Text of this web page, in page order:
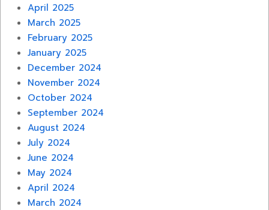
April 2025
March 2025
February 2025
January 2025
December 2024
November 2024
October 2024
September 2024
August 2024
July 2024
June 2024
May 2024
April 2024
March 2024